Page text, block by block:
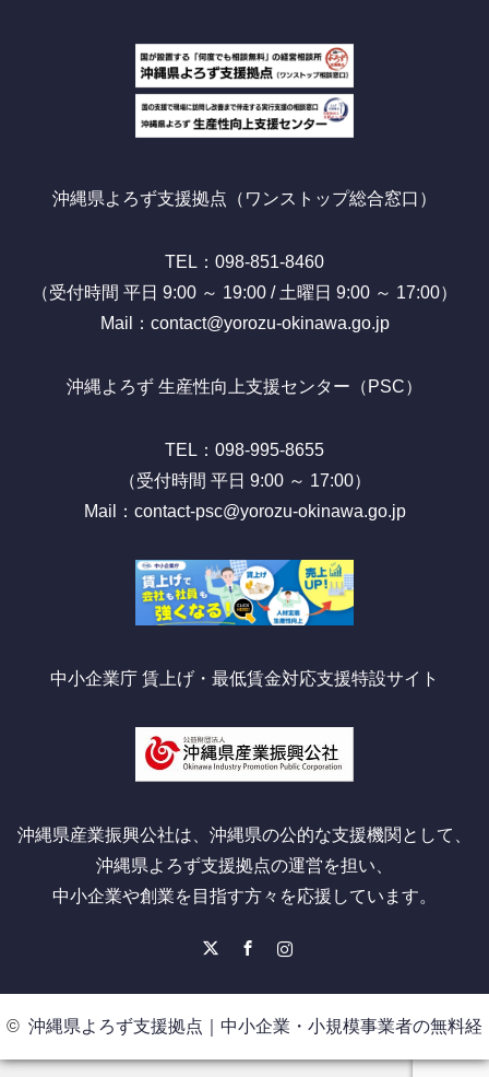
沖縄県よろず支援拠点（ワンストップ総合窓口）
TEL：098-851-8460
（受付時間 平日 9:00 ～ 19:00 / 土曜日 9:00 ～ 17:00）
Mail：contact@yorozu-okinawa.go.jp
沖縄よろず 生産性向上支援センター（PSC）
TEL：098-995-8655
（受付時間 平日 9:00 ～ 17:00）
Mail：contact-psc@yorozu-okinawa.go.jp
中小企業庁 賃上げ・最低賃金対応支援特設サイト
沖縄県産業振興公社は、沖縄県の公的な支援機関として、
沖縄県よろず支援拠点の運営を担い、
中小企業や創業を目指す方々を応援しています。
© 沖縄県よろず支援拠点｜中小企業・小規模事業者の無料経